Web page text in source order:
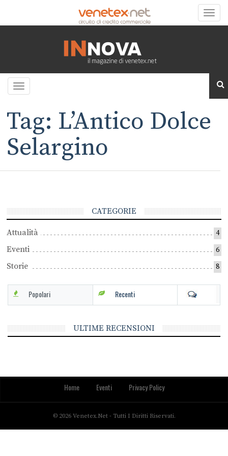
Toggle
Toggle
Tag: L’Antico Dolce
Selargino
CATEGORIE
Attualità 4
Eventi 6
Storie 8
Popolari Recenti
ULTIME RECENSIONI
Home Eventi Privacy Policy
© 2026 Venetex.net - Tutti I Diritti Riservati.